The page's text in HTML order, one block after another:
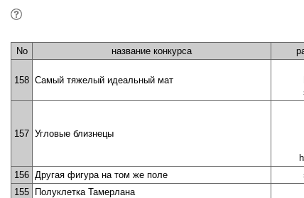
No название конкурса
158 Самый тяжелый идеальный мат
157 Угловые близнецы
156 Другая фигура на том же поле
155 Полуклетка Тамерлана